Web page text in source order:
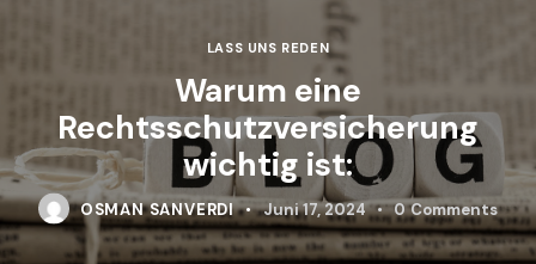
LASS UNS REDEN
Warum eine
Rechtsschutzversicherung
wichtig ist:
OSMAN SANVERDI Juni 17, 2024 0 Comments